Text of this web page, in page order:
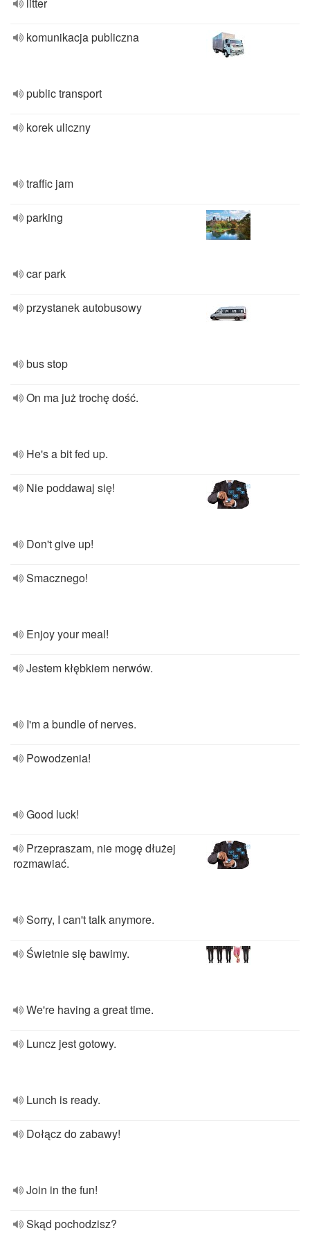
komunikacja publiczna
public transport
korek uliczny
traffic jam
parking
car park
przystanek autobusowy
bus stop
On ma już trochę dość.
He's a bit fed up.
Nie poddawaj się!
Don't give up!
Smacznego!
Enjoy your meal!
Jestem kłębkiem nerwów.
I'm a bundle of nerves.
Powodzenia!
Good luck!
Przepraszam, nie mogę dłużej
rozmawiać.
Sorry, I can't talk anymore.
Świetnie się bawimy.
We're having a great time.
Luncz jest gotowy.
Lunch is ready.
Dołącz do zabawy!
Join in the fun!
Skąd pochodzisz?